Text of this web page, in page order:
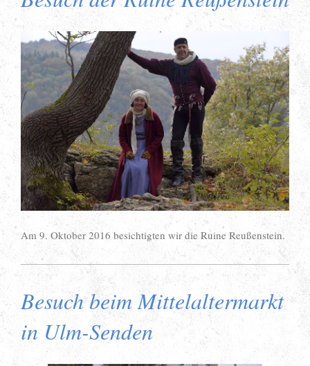
Am 9. Oktober 2016 besichtigten wir die Ruine Reußenstein.
Besuch beim Mittelaltermarkt
in Ulm-Senden